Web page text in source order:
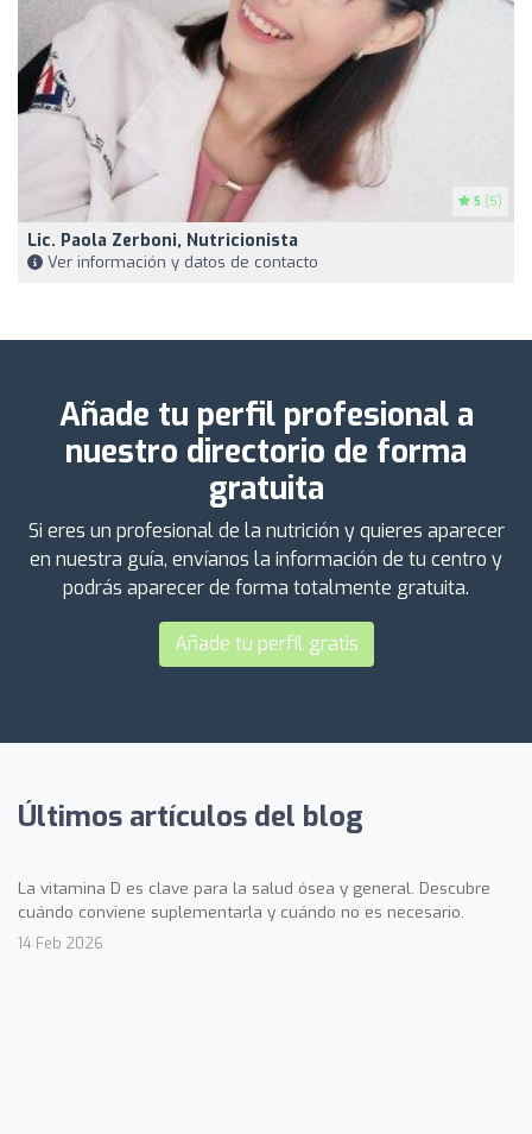
5 (5)
Lic. Paola Zerboni, Nutricionista
Ver información y datos de contacto
Añade tu perfil profesional a
nuestro directorio de forma
gratuita
Si eres un profesional de la nutrición y quieres aparecer
en nuestra guía, envíanos la información de tu centro y
podrás aparecer de forma totalmente gratuita.
Añade tu perfil gratis
Últimos artículos del blog
La vitamina D es clave para la salud ósea y general. Descubre
cuándo conviene suplementarla y cuándo no es necesario.
14 Feb 2026